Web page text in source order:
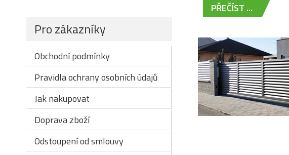
Pro zákazníky
Obchodní podmínky
Pravidla ochrany osobních údajů
Jak nakupovat
Doprava zboží
Odstoupení od smlouvy
PŘEČÍST ...